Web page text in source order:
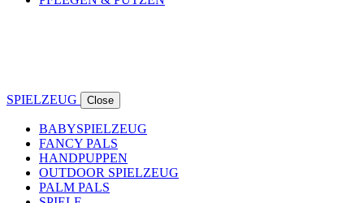
SPIELZEUG Close
BABYSPIELZEUG
FANCY PALS
HANDPUPPEN
OUTDOOR SPIELZEUG
PALM PALS